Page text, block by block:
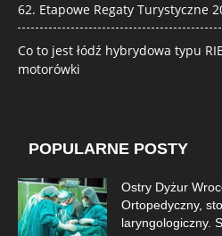
62. Etapowe Regaty Turystyczne
Co to jest łódź hybrydowa typu
motorówki
POPULARNE POSTY
Ostry Dyżur
Ortopedyczny,
laryngologiczny.